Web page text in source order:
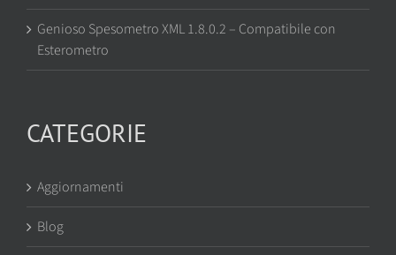
Genioso Spesometro XML 1.8.0.2 – Compatibile con
Esterometro
CATEGORIE
Aggiornamenti
Blog